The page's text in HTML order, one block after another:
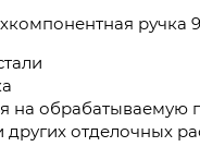
ручка
на обрабатываемую
отделочных